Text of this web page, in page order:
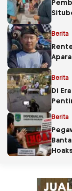
Berita
Berita
Di
Berita
Hoaks